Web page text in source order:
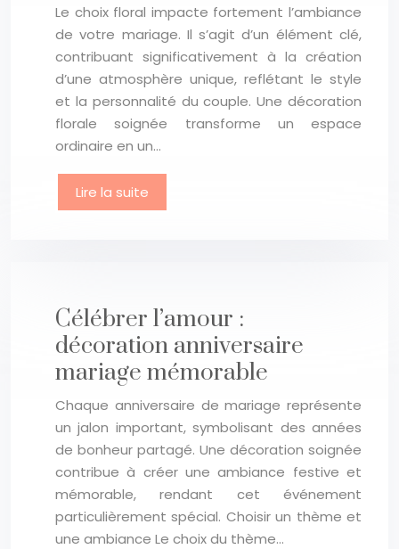
Le choix floral impacte fortement l’ambiance
de votre mariage. Il s’agit d’un élément clé,
contribuant significativement à la création
d’une atmosphère unique, reflétant le style
et la personnalité du couple. Une décoration
florale soignée transforme un espace
ordinaire en un…
Lire la suite
Célébrer l’amour :
décoration anniversaire
mariage mémorable
Chaque anniversaire de mariage représente
un jalon important, symbolisant des années
de bonheur partagé. Une décoration soignée
contribue à créer une ambiance festive et
mémorable, rendant cet événement
particulièrement spécial. Choisir un thème et
une ambiance Le choix du thème…